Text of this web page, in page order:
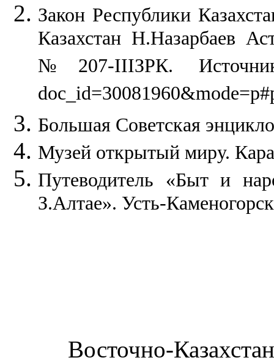
Закон Республики
Казахстан Н.Назарбаев
№207-IIIЗРК. Источник:
Большая Советская
Музей открытый миру.
Путеводитель «Быт и
З.Алтае». Усть-
Восточно-